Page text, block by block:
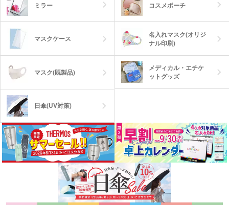
ミラー コスメポーチ
マスクケース
名入れマスク(オリジ
ナル印刷)
マスク(既製品)
メディカル・エチケ
ットグッズ
日傘(UV対策)